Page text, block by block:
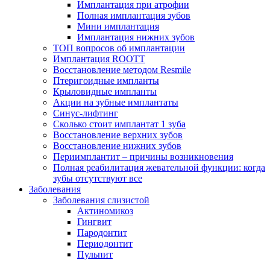
Имплантация при атрофии
Полная имплантация зубов
Мини имплантация
Имплантация нижних зубов
ТОП вопросов об имплантации
Имплантация ROOTT
Восстановление методом Resmile
Птеригоидные импланты
Крыловидные импланты
Акции на зубные имплантаты
Синус-лифтинг
Сколько стоит имплантат 1 зуба
Восстановление верхних зубов
Восстановление нижних зубов
Периимплантит – причины возникновения
Полная реабилитация жевательной функции: когда
зубы отсутствуют все
Заболевания
Заболевания слизистой
Актиномикоз
Гингвит
Пародонтит
Периодонтит
Пульпит